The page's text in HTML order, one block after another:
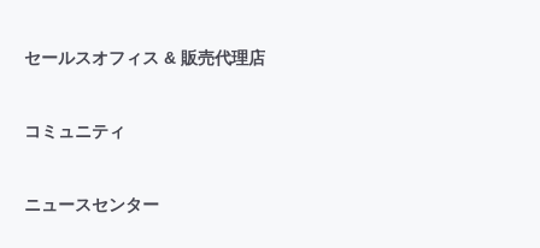
セールスオフィス & 販売代理店
コミュニティ
ニュースセンター